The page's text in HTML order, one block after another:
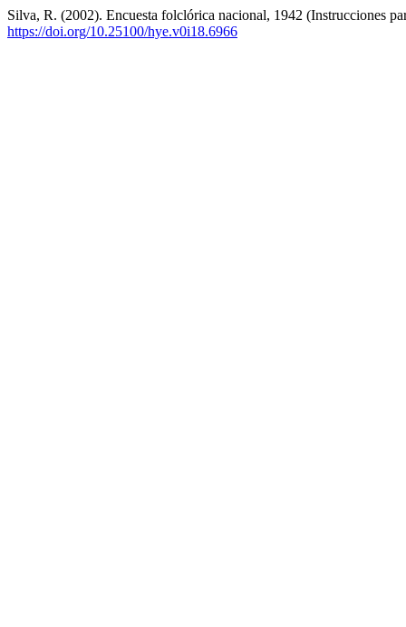
Silva, R. (2002). Encuesta folclórica nacional, 1942 (Instrucciones
https://doi.org/10.25100/hye.v0i18.6966